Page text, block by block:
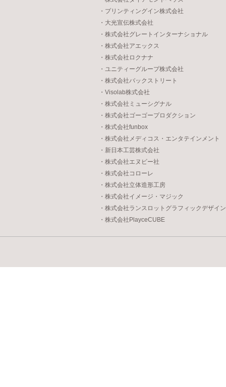
・プリンティングイン株式会社
・大光宣伝株式会社
・株式会社グレートインターナショナル
・株式会社アエックス
・株式会社ロクナナ
・ユニティーグループ株式会社
・株式会社バックストリート
・Visolab株式会社
・株式会社ミューシグナル
・株式会社ゴーゴープロダクション
・株式会社funbox
・株式会社メディコス・エンタテインメント
・新日本工芸株式会社
・株式会社エヌビー社
・株式会社コローレ
・株式会社立体造形工房
・株式会社イメージ・マジック
・株式会社ランスロットグラフィックデザイン
・株式会社PlayceCUBE